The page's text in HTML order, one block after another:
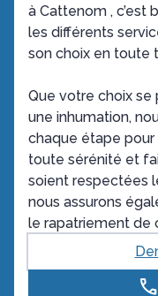
à Cattenom , c’est
les différents
son choix en toute
Que votre choix se
une inhumation,
chaque étape pour
toute sérénité et
soient respectées
nous assurons
le rapatriement de